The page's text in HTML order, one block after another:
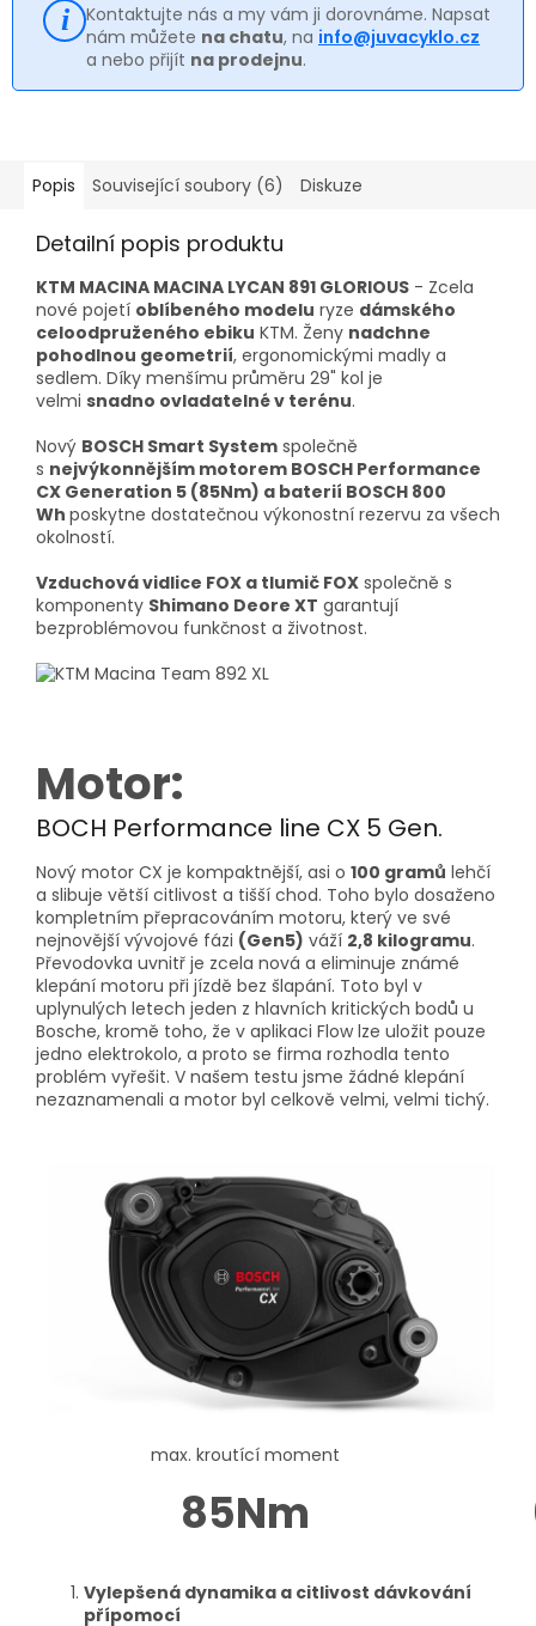
Kontaktujte nás a my vám ji dorovnáme. Napsat
nám můžete na chatu, na info@juvacyklo.cz
a nebo přijít na prodejnu.
Popis Související soubory (6) Diskuze
Detailní popis produktu
KTM MACINA MACINA LYCAN 891 GLORIOUS - Zcela
nové pojetí oblíbeného modelu ryze dámského
celoodpruženého ebiku KTM. Ženy nadchne
pohodlnou geometrií, ergonomickými madly a
sedlem. Díky menšímu průměru 29" kol je
velmi snadno ovladatelné v terénu.
Nový BOSCH Smart System společně
s nejvýkonnějším motorem BOSCH Performance
CX Generation 5 (85Nm) a baterií BOSCH 800
Wh poskytne dostatečnou výkonostní rezervu za všech
okolností.
Vzduchová vidlice FOX a tlumič FOX společně s
komponenty Shimano Deore XT garantují
bezproblémovou funkčnost a životnost.
Motor:
BOCH Performance line CX 5 Gen.
Nový motor CX je kompaktnější, asi o 100 gramů lehčí
a slibuje větší citlivost a tišší chod. Toho bylo dosaženo
kompletním přepracováním motoru, který ve své
nejnovější vývojové fázi (Gen5) váží 2,8 kilogramu.
Převodovka uvnitř je zcela nová a eliminuje známé
klepání motoru při jízdě bez šlapání. Toto byl v
uplynulých letech jeden z hlavních kritických bodů u
Bosche, kromě toho, že v aplikaci Flow lze uložit pouze
jedno elektrokolo, a proto se firma rozhodla tento
problém vyřešit. V našem testu jsme žádné klepání
nezaznamenali a motor byl celkově velmi, velmi tichý.
max. kroutící moment
85Nm
Vylepšená dynamika a citlivost dávkování
přípomocí